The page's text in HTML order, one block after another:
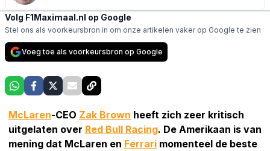
Volg F1Maximaal.nl op Google
Stel ons als voorkeursbron in om onze artikelen vaker op Google te zien
Voeg toe als voorkeursbron op Google
McLaren-CEO Zak Brown heeft zich zeer kritisch
uitgelaten over Red Bull Racing. De Amerikaan is van
mening dat McLaren en Ferrari momenteel de beste